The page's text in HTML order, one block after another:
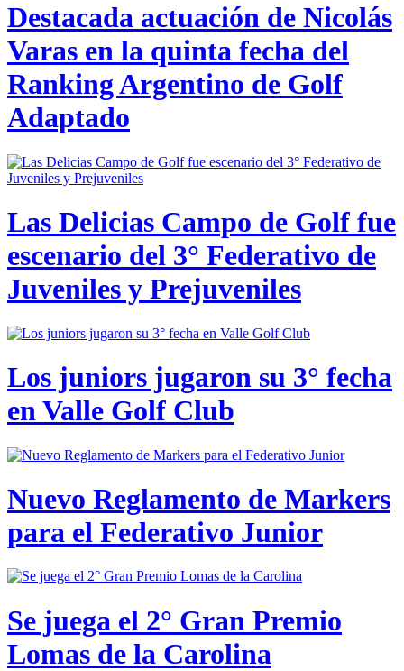
Destacada actuación de Nicolás
Varas en la quinta fecha del
Ranking Argentino de Golf
Adaptado
Las Delicias Campo de Golf fue
escenario del 3° Federativo de
Juveniles y Prejuveniles
Los juniors jugaron su 3° fecha
en Valle Golf Club
Nuevo Reglamento de Markers
para el Federativo Junior
Se juega el 2° Gran Premio
Lomas de la Carolina